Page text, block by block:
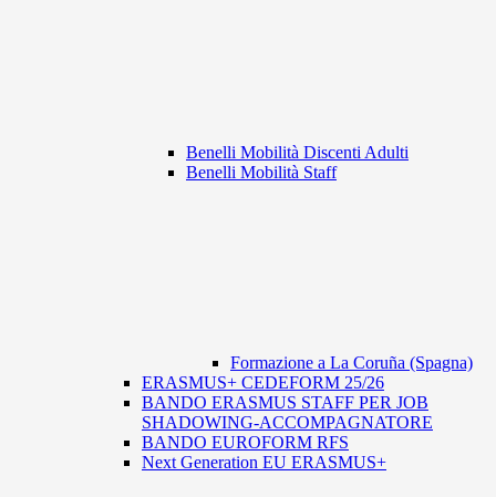
Benelli Mobilità Discenti Adulti
Benelli Mobilità Staff
Formazione a La Coruña (Spagna)
ERASMUS+ CEDEFORM 25/26
BANDO ERASMUS STAFF PER JOB
SHADOWING-ACCOMPAGNATORE
BANDO EUROFORM RFS
Next Generation EU ERASMUS+